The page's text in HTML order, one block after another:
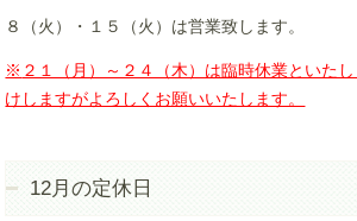
８（火）・１５（火）は営業致します。
※ ２１（月）～２４（木）は臨時休業といた
けしますがよろしくお願いいたします。
12月の定休日